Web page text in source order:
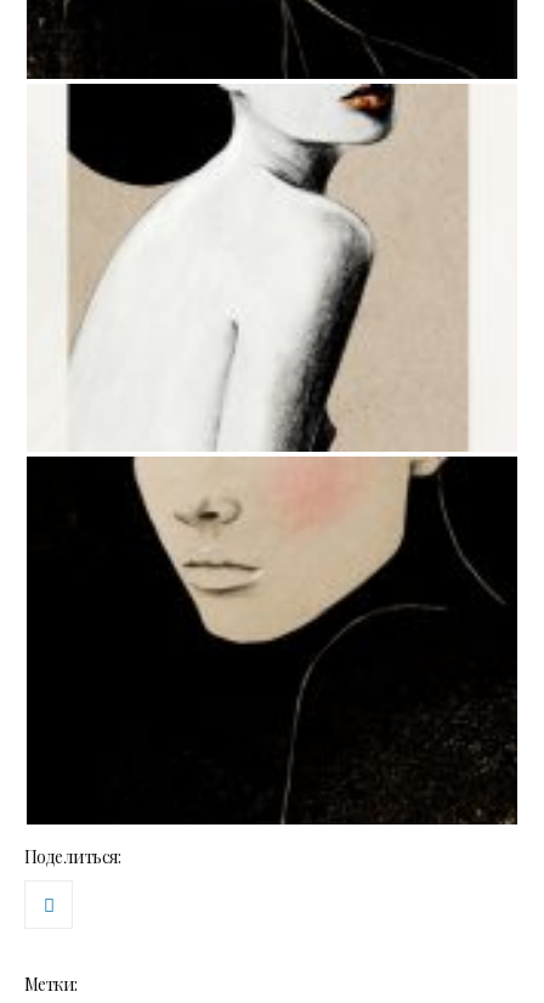
Поделиться:
Метки: